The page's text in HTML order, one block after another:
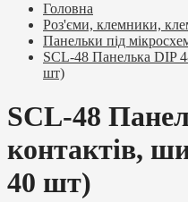
Головна
Роз'єми, клемники,
Панельки під
SCL-48 Панелька DIP
шт)
SCL-48
контактів,
40 шт)